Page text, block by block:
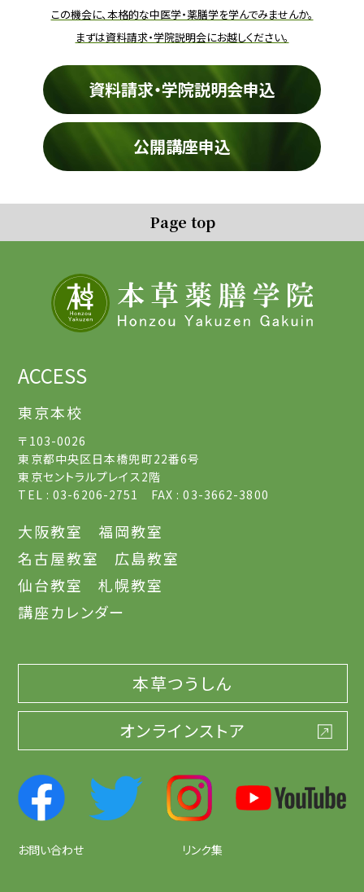
この機会に、本格的な中医学・薬膳学を学んでみませんか。
まずは資料請求・学院説明会にお越しください。
資料請求・学院説明会申込
公開講座申込
Page top
ACCESS
東京本校
〒103-0026
東京都中央区日本橋兜町22番6号
東京セントラルプレイス2階
TEL : 03-6206-2751 FAX : 03-3662-3800
大阪教室
福岡教室
名古屋教室
広島教室
仙台教室
札幌教室
講座カレンダー
本草つうしん
オンラインストア
お問い合わせ リンク集